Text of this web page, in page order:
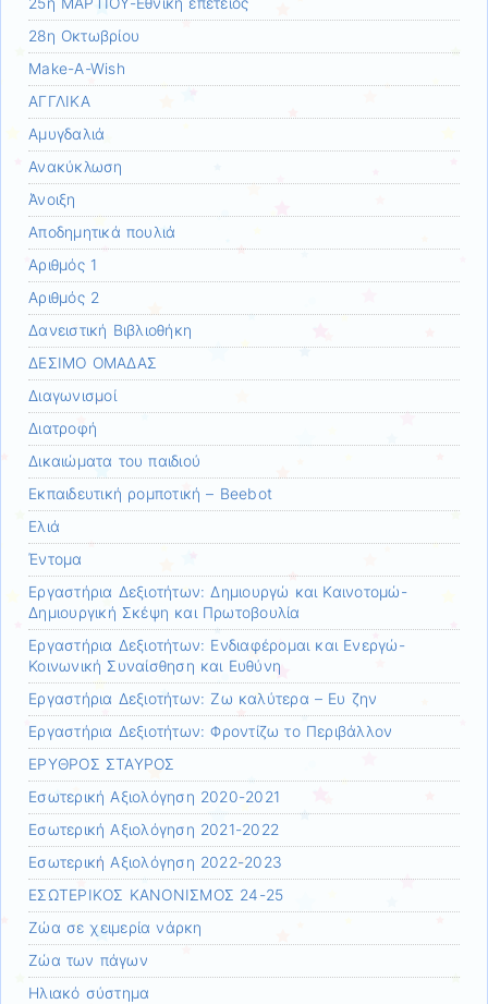
28η Οκτωβρίου
Make-A-Wish
ΑΓΓΛΙΚΑ
Αμυγδαλιά
Ανακύκλωση
Άνοιξη
Αποδημητικά πουλιά
Αριθμός 1
Αριθμός 2
Δανειστική Βιβλιοθήκη
ΔΕΣΙΜΟ ΟΜΑΔΑΣ
Διαγωνισμοί
Διατροφή
Δικαιώματα του παιδιού
Εκπαιδευτική ρομποτική – Beebot
Ελιά
Έντομα
Εργαστήρια Δεξιοτήτων: Δημιουργώ και Καινοτομώ-
Δημιουργική Σκέψη και Πρωτοβουλία
Εργαστήρια Δεξιοτήτων: Ενδιαφέρομαι και Ενεργώ-
Κοινωνική Συναίσθηση και Ευθύνη
Εργαστήρια Δεξιοτήτων: Ζω καλύτερα – Ευ ζην
Εργαστήρια Δεξιοτήτων: Φροντίζω το Περιβάλλον
ΕΡΥΘΡΟΣ ΣΤΑΥΡΟΣ
Εσωτερική Αξιολόγηση 2020-2021
Εσωτερική Αξιολόγηση 2021-2022
Εσωτερική Αξιολόγηση 2022-2023
ΕΣΩΤΕΡΙΚΟΣ ΚΑΝΟΝΙΣΜΟΣ 24-25
Ζώα σε χειμερία νάρκη
Ζώα των πάγων
Ηλιακό σύστημα